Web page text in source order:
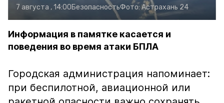
7 августа , 14:00БезопасностьФото: Астрахань 24
Информация в памятке касается и
поведения во время атаки БПЛА
Городская администрация напоминает:
при беспилотной, авиационной или